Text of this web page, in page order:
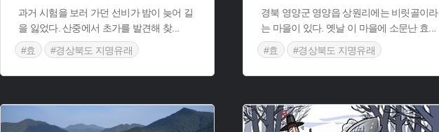
과거 시험을 보러 가던 선비가 밤이 늦어 길
을 잃었다. 산중에서 초가를 발견해 찾...
#효
#경상북도 지명유래
경북 영양군 영양읍 상원리에는 비릿골이라
는 마을이 있다. 옛날 이 마을에 소문난 효
#효
#경상북도 지명유래